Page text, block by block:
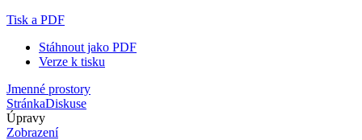
Tisk a PDF
Stáhnout jako PDF
Verze k tisku
Jmenné prostory
StránkaDiskuse
Úpravy
Zobrazení